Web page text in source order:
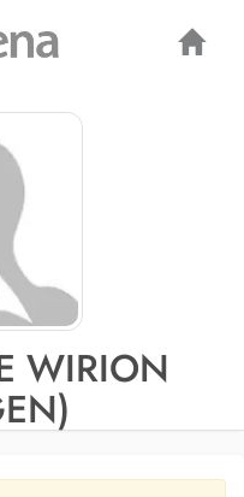
WIRION